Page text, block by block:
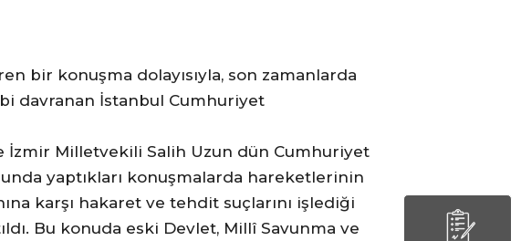
bir konuşma dolayısıyla, son zamanlarda
davranan İstanbul Cumhuriyet
İzmir Milletvekili Salih Uzun dün Cumhuriyet
yaptıkları konuşmalarda hareketlerinin
karşı hakaret ve tehdit suçlarını işlediği
Bu konuda eski Devlet, Millî Savunma ve